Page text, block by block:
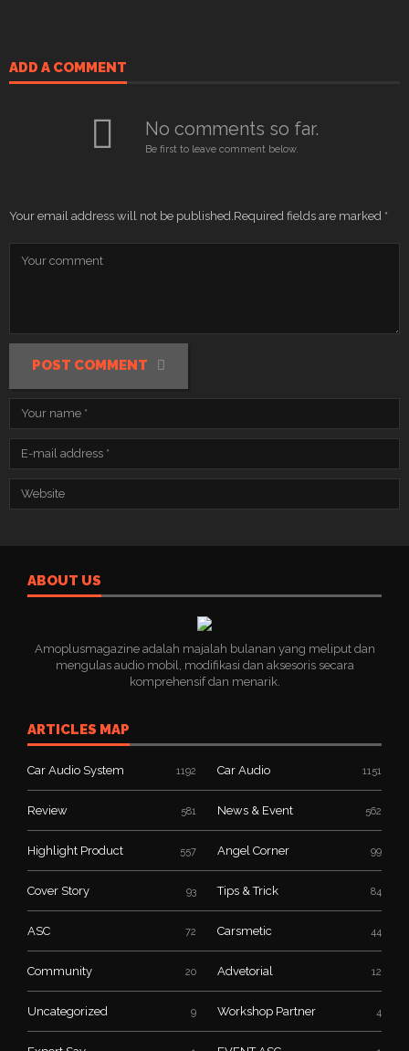
ADD A COMMENT
No comments so far.
Be first to leave comment below.
Your email address will not be published. Required fields are marked *
POST COMMENT
ABOUT US
Amoplusmagazine adalah majalah bulanan yang meliput dan
mengulas audio mobil, modifikasi dan aksesoris secara
komprehensif dan menarik.
ARTICLES MAP
Car Audio System 1192 Car Audio 1151
Review 581 News & Event 562
Highlight Product 557 Angel Corner 99
Cover Story 93 Tips & Trick 84
ASC 72 Carsmetic 44
Community 20 Advetorial 12
Uncategorized 9 Workshop Partner 4